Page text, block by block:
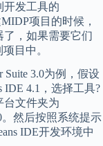
开发工具的
项目的时候，
，如果需要它们
目中。
3.0为例，假设
IDE 4.1，选择工具?
台文件夹为
。然后按照系统提示
IDE开发环境中